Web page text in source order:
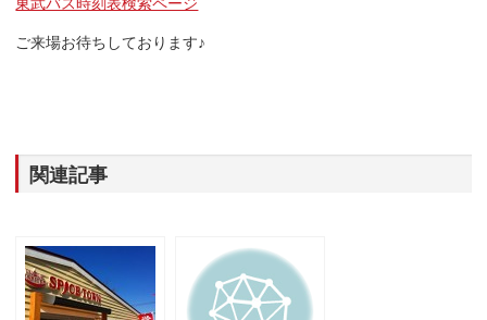
東武バス時刻表検索ページ
ご来場お待ちしております♪
関連記事